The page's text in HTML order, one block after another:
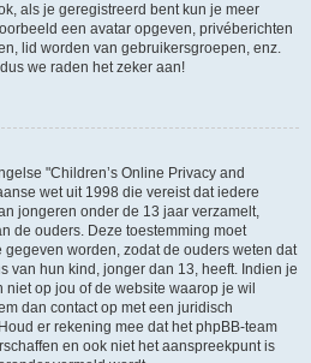
als je geregistreerd bent kun je meer
een avatar opgeven, privéberichten
lid worden van gebruikersgroepen, enz.
we raden het zeker aan!
"Children’s Online Privacy and
wet uit 1998 die vereist dat iedere
jongeren onder de 13 jaar verzamelt,
de ouders. Deze toestemming moet
worden, zodat de ouders weten dat
van hun kind, jonger dan 13, heeft. Indien je
op jou of de website waarop je wil
dan contact op met een juridisch
er rekening mee dat het phpBB-team
en ook niet het aanspreekpunt is